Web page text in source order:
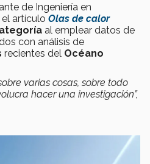
de Ingeniería en
, el artículo Olas de calor
al emplear datos de
con análisis de
recientes del Océano
varias cosas, sobre todo
hacer una investigación”,